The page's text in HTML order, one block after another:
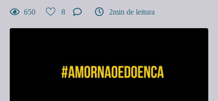
650 8 2min de leitura